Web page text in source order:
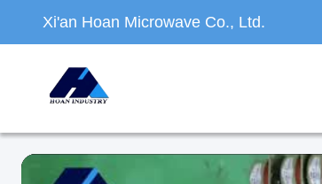
Xi'an Hoan Microwave Co., Ltd.